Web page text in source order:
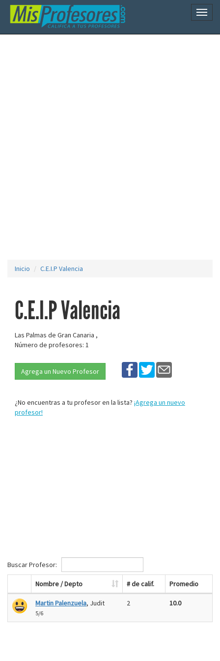
Inicio C.E.I.P Valencia
C.E.I.P Valencia
Las Palmas de Gran Canaria ,
Número de profesores: 1
Agrega un Nuevo Profesor
¿No encuentras a tu profesor en la lista? ¡Agrega un nuevo
profesor!
Buscar Profesor:
Nombre / Depto # de calif. Promedio
Martin Palenzuela, Judit
5/6
2 10.0